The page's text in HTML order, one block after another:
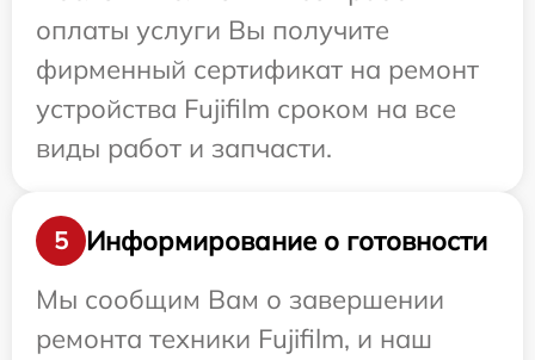
оплаты услуги Вы получите
фирменный сертификат на ремонт
устройства Fujifilm сроком на все
виды работ и запчасти.
5
Информирование о готовности
Мы сообщим Вам о завершении
ремонта техники Fujifilm, и наш